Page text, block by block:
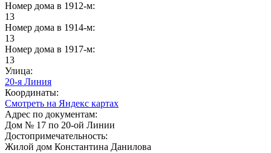
Номер дома в 1912-м:
13
Номер дома в 1914-м:
13
Номер дома в 1917-м:
13
Улица:
20-я Линия
Координаты:
Смотреть на Яндекс картах
Адрес по документам:
Дом № 17 по 20-ой Линии
Достопримечательность:
Жилой дом Константина Данилова